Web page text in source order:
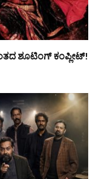
ಶೂಟಿಂಗ್ ಕಂಪ್ಲೀಟ್!